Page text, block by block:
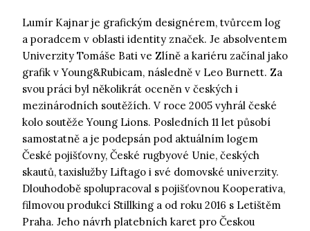
Lumír Kajnar je grafickým designérem, tvůrcem log
a poradcem v oblasti identity značek. Je absolventem
Univerzity Tomáše Bati ve Zlíně a kariéru začínal jako
grafik v Young&Rubicam, následně v Leo Burnett. Za
svou práci byl několikrát oceněn v českých i
mezinárodních soutěžích. V roce 2005 vyhrál české
kolo soutěže Young Lions. Posledních 11 let působí
samostatně a je podepsán pod aktuálním logem
České pojišťovny, České rugbyové Unie, českých
skautů, taxislužby Liftago i své domovské univerzity.
Dlouhodobě spolupracoval s pojišťovnou Kooperativa,
filmovou produkcí Stillking a od roku 2016 s Letištěm
Praha. Jeho návrh platebních karet pro Českou